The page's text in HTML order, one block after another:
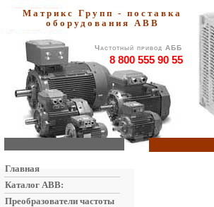
Матрикс Групп - поставка
оборудования АВВ
Частотный привод АББ
8 800 555 90 55
Главная
Каталог ABB:
Преобразователи частоты